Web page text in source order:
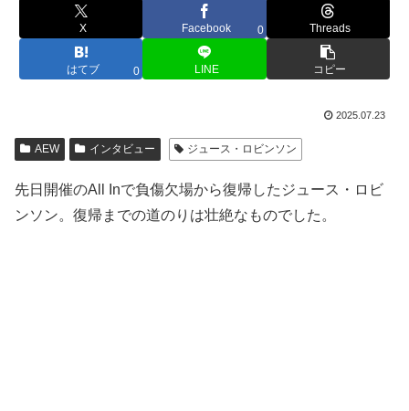
X Facebook 0 Threads
はてブ 0 LINE コピー
2025.07.23
AEW インタビュー ジュース・ロビンソン
先日開催のAll Inで負傷欠場から復帰したジュース・ロビ
ンソン。復帰までの道のりは壮絶なものでした。